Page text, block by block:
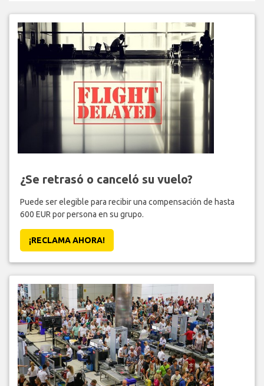
¿Se retrasó o canceló su vuelo?
Puede ser elegible para recibir una compensación de hasta
600 EUR por persona en su grupo.
¡RECLAMA AHORA!